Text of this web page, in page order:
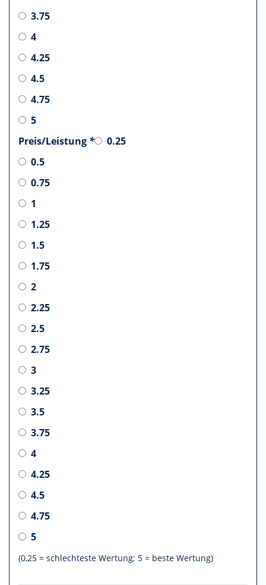
3.75
4
4.25
4.5
4.75
5
Preis/Leistung *
0.25
0.5
0.75
1
1.25
1.5
1.75
2
2.25
2.5
2.75
3
3.25
3.5
3.75
4
4.25
4.5
4.75
5
(0,25 = schlechteste Wertung; 5 = beste Wertung)